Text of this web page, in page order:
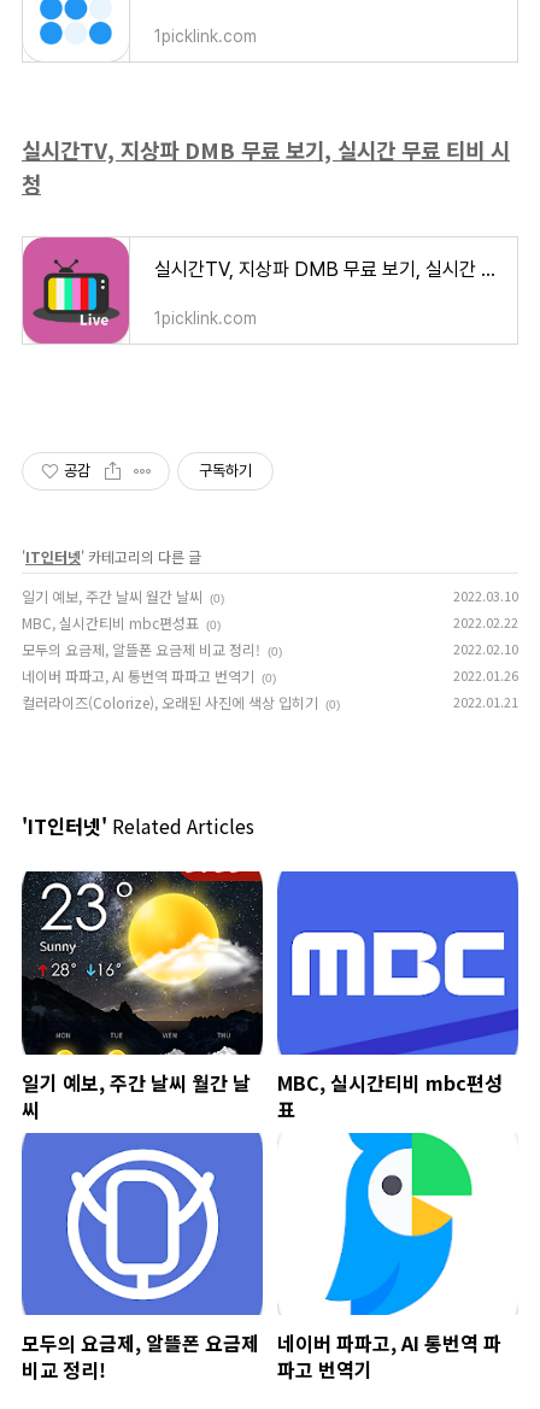
1picklink.com
실시간TV, 지상파 DMB 무료 보기, 실시간 무료 티비 시
청
실시간TV, 지상파 DMB 무료 보기, 실시간 무료 티비 시청
1picklink.com
공감 구독하기
'IT인터넷' 카테고리의 다른 글
일기 예보, 주간 날씨 월간 날씨
(0) 2022.03.10
MBC, 실시간티비 mbc편성표 (0) 2022.02.22
모두의 요금제, 알뜰폰 요금제 비교 정리! (0) 2022.02.10
네이버 파파고, AI 통번역 파파고 번역기 (0) 2022.01.26
컬러라이즈(Colorize), 오래된 사진에 색상 입히기 (0) 2022.01.21
'IT인터넷' Related Articles
일기 예보, 주간 날씨 월간 날
씨
MBC, 실시간티비 mbc편성
표
모두의 요금제, 알뜰폰 요금제
비교 정리!
네이버 파파고, AI 통번역 파
파고 번역기